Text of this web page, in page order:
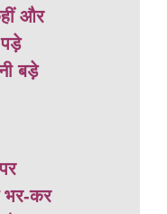
और
बड़े
भर-कर